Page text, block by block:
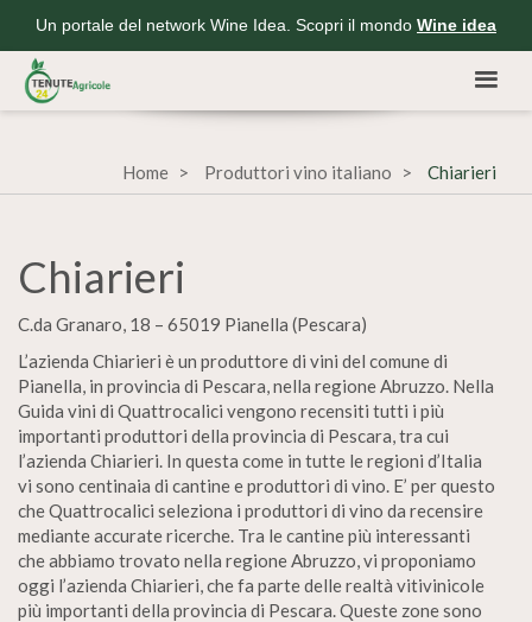
Un portale del network Wine Idea. Scopri il mondo Wine idea
Home Produttori vino italiano Chiarieri
Chiarieri
C.da Granaro, 18 – 65019 Pianella (Pescara)
L’azienda Chiarieri è un produttore di vini del comune di
Pianella, in provincia di Pescara, nella regione Abruzzo. Nella
Guida vini di Quattrocalici vengono recensiti tutti i più
importanti produttori della provincia di Pescara, tra cui
l’azienda Chiarieri. In questa come in tutte le regioni d’Italia
vi sono centinaia di cantine e produttori di vino. E’ per questo
che Quattrocalici seleziona i produttori di vino da recensire
mediante accurate ricerche. Tra le cantine più interessanti
che abbiamo trovato nella regione Abruzzo, vi proponiamo
oggi l’azienda Chiarieri, che fa parte delle realtà vitivinicole
più importanti della provincia di Pescara. Queste zone sono